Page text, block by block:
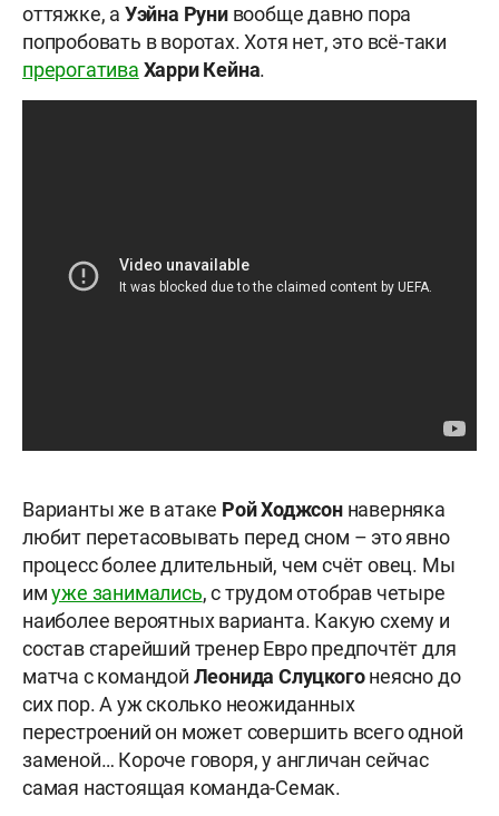
оттяжке, а Уэйна Рунивообще давно пора
попробовать в воротах. Хотя нет, это всё-таки
прерогатива Харри Кейна.
Варианты же в атаке Рой Ходжсоннаверняка
любит перетасовывать перед сном – это явно
процесс более длительный, чем счёт овец. Мы
имуже занимались, с трудом отобрав четыре
наиболее вероятных варианта. Какую схему и
состав старейший тренер Евро предпочтёт для
матча с командой Леонида Слуцкогонеясно до
сих пор. А уж сколько неожиданных
перестроений он может совершить всего одной
заменой… Короче говоря, у англичан сейчас
самая настоящая команда-Семак.